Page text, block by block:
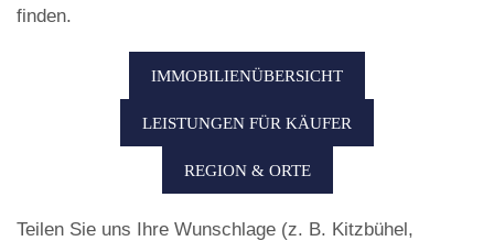
finden.
IMMOBILIENÜBERSICHT
LEISTUNGEN FÜR KÄUFER
REGION & ORTE
Teilen Sie uns Ihre Wunschlage (z. B. Kitzbühel,